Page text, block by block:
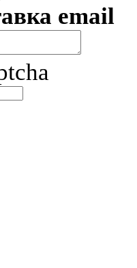
email